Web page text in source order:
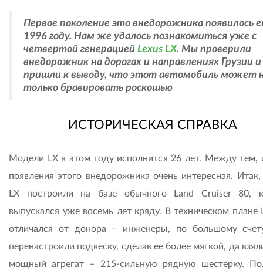
Первое поколение это внедорожника появилось
1996 году. Нам же удалось познакомиться уже с
четвертой генерацией Lexus LX. Мы проверили
внедорожник на дорогах и направлениях Грузии и
пришли к выводу, что этот автомобиль может
только бравировать роскошью
ИСТОРИЧЕСКАЯ СПРАВКА
Модели LX в этом году исполнится 26 лет. Между тем,
появления этого внедорожника очень интересная.
LX построили на базе обычного Land Cruiser 80,
выпускался уже восемь лет кряду. В техническом плане
отличался от донора – инженеры, по большому
перенастроили подвеску, сделав ее более мягкой, да
мощный агрегат – 215-сильную рядную шестерку.